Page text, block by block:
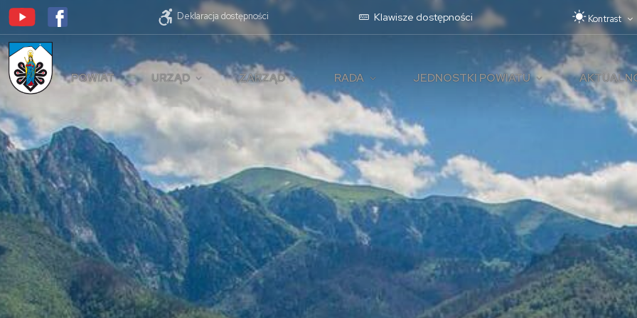
Deklaracja dostępności Klawisze dostępności Kontrast
POWIAT URZĄD ZARZĄD RADA JEDNOSTKI POWIATU